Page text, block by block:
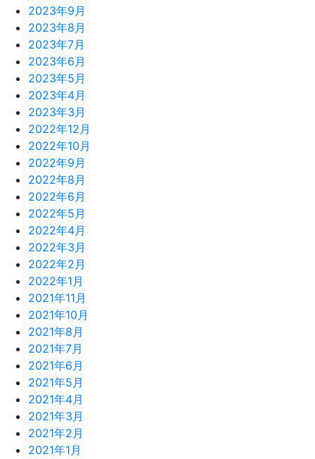
2023年9月
2023年8月
2023年7月
2023年6月
2023年5月
2023年4月
2023年3月
2022年12月
2022年10月
2022年9月
2022年8月
2022年6月
2022年5月
2022年4月
2022年3月
2022年2月
2022年1月
2021年11月
2021年10月
2021年8月
2021年7月
2021年6月
2021年5月
2021年4月
2021年3月
2021年2月
2021年1月